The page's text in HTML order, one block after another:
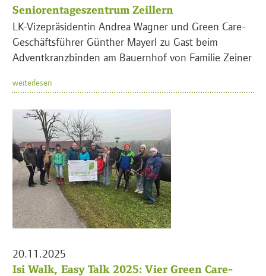
Seniorentageszentrum Zeillern
LK-Vizepräsidentin Andrea Wagner und Green Care-
Geschäftsführer Günther Mayerl zu Gast beim
Adventkranzbinden am Bauernhof von Familie Zeiner
weiterlesen
20.11.2025
Isi Walk, Easy Talk 2025: Vier Green Care-